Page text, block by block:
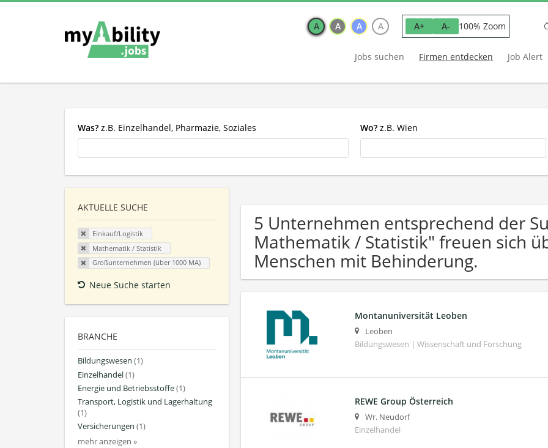
A A A A A+ A- 100% Zoom
Jobs suchen Firmen entdecken Job Alert
Was? z.B. Einzelhandel, Pharmazie, Soziales Wo? z.B. Wien
AKTUELLE SUCHE
Einkauf/Logistik
Mathematik / Statistik
Großunternehmen (über 1000 MA)
Neue Suche starten
BRANCHE
Bildungswesen (1)
Einzelhandel(1)
Energie und Betriebsstoffe(1)
Transport, Logistik und Lagerhaltung
(1)
Versicherungen (1)
mehr anzeigen »
5 Unternehmen entsprechend der
Mathematik / Statistik" freuen sich
Menschen mit Behinderung.
Montanuniversität Leoben
Leoben
Bildungswesen | Wissenschaft und Forschung
REWE Group Österreich
Wr. Neudorf
Einzelhandel